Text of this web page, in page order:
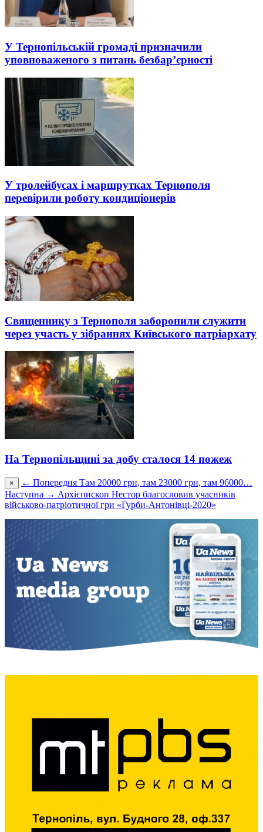
У Тернопільській громаді призначили
уповноваженого з питань безбар’єрності
У тролейбусах і маршрутках Тернополя
перевірили роботу кондиціонерів
Священнику з Тернополя заборонили служити
через участь у зібраннях Київського патріархату
На Тернопільщині за добу сталося 14 пожеж
× ← Попередня Там 20000 грн, там 23000 грн, там 96000…
Наступна → Архієпископ Нестор благословив учасників
військово-патріотичної гри «Гурби-Антонівці-2020»